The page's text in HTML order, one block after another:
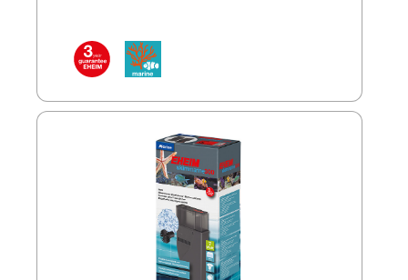
dzięki któremu urządzenie jest bardzo ciche.
Urządzenie nie ma własnego napędu, dlatego
EHEIM air100. Zalety EHEIM skimmarine 100
pojemności maksymalnej ok. 100 l Nowy
system dwukomorowy, wyższa wydajność
Duża skuteczność odpieniania Mała
kompaktowa konstrukcja Bezpieczne
mocowanie w akwarium Łatwe mocowanie
przy pomocy magnetycznego uchwytu
Możliwość całkowitego demontażu do